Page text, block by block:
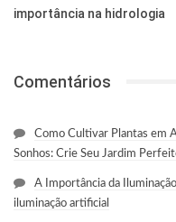
importância na hidrologia
Comentários
Como Cultivar Plantas em
Sonhos: Crie Seu Jardim
A Importância da
iluminação artificial